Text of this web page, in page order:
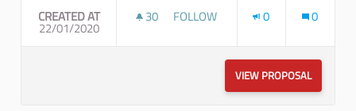
CREATED AT
22/01/2020
30 30 FOLLOWERS
FOLLOW 0 0
VIEW PROPOSAL